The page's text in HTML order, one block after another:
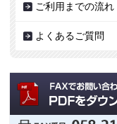
ご利用までの流れ
よくあるご質問